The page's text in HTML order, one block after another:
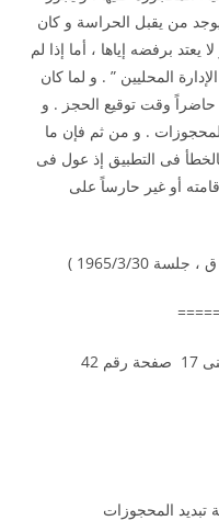
يوجد من يقبل الحراسة و كان
يعتد برفضه إياها ، أما إذا لم
المحليين ” . و لما كان
وقت توقيع الحجز . و
. و من ثم فإن ما
فى التطبيق إذ عول فى
أو غير حارساً على
تبديد المحجوزات